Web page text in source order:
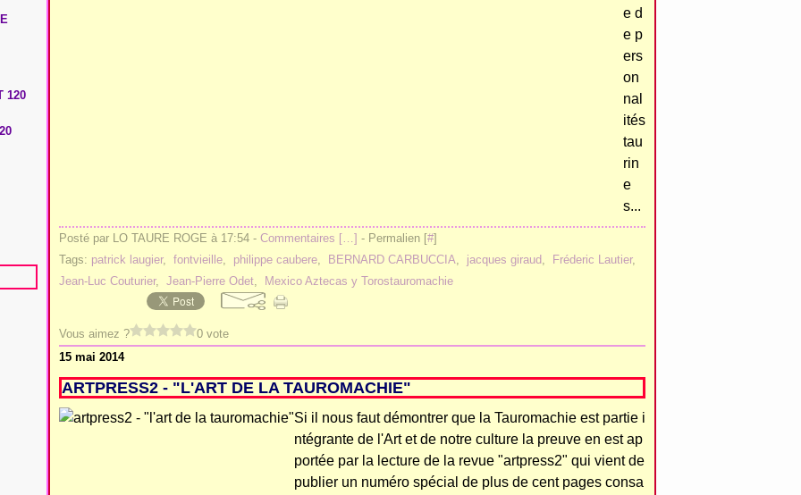
e d
e p
ers
on
nal
ités
tau
rin
e
s...
Posté par LO TAURE ROGE à 17:54 - Commentaires […] - Permalien [#]
Tags: patrick laugier, fontvieille, philippe caubere, BERNARD CARBUCCIA, jacques giraud, Fréderic Lautier,
Jean-Luc Couturier, Jean-Pierre Odet, Mexico Aztecas y Torostauromachie
Vous aimez ?
0 vote
15 mai 2014
ARTPRESS2 - "L'ART DE LA TAUROMACHIE"
Si il nous faut démontrer que la Tauromachie est partie i
ntégrante de l'Art et de notre culture la preuve en est ap
portée par la lecture de la revue "artpress2" qui vient de
publier un numéro spécial de plus de cent pages consa